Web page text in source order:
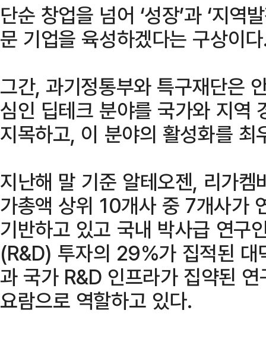
단순 창업을 넘어 ‘성장’과 ‘지역
문 기업을 육성하겠다는 구상이
그간, 과기정통부와 특구재단은
심인 딥테크 분야를 국가와 지역
지목하고, 이 분야의 활성화를
지난해 말 기준 알테오젠, 리가
가총액 상위 10개사 중 7개사가
기반하고 있고 국내 박사급 연구
(R&D) 투자의 29%가 집적된 대
과 국가 R&D 인프라가 집약된
요람으로 역할하고 있다.